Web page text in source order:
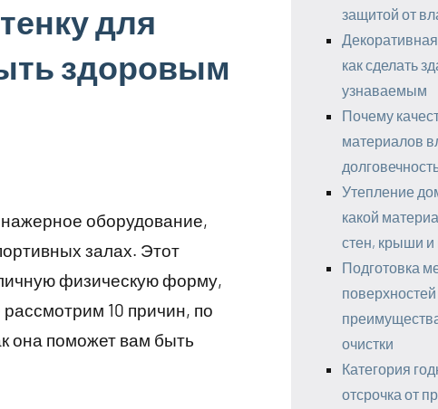
для
здоровым
оборудование,
залах. Этот
физическую форму,
10 причин, по
она поможет вам быть
защитой от
как сделать
узнаваемым
Почему
материалов
Утепление
какой
стен, крыши и
Подготовка
очистки
Категория
отсрочка от